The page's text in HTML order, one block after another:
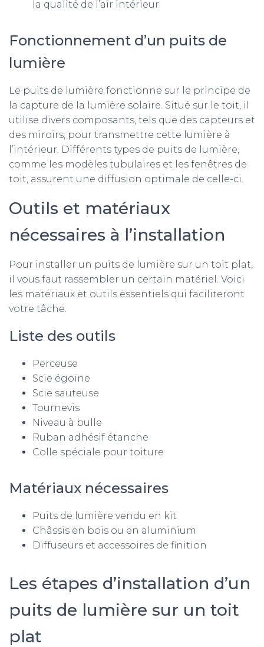
la qualité de l’air intérieur.
Fonctionnement d’un puits de
lumière
Le puits de lumière fonctionne sur le principe de
la capture de la lumière solaire. Situé sur le toit, il
utilise divers composants, tels que des capteurs et
des miroirs, pour transmettre cette lumière à
l’intérieur. Différents types de puits de lumière,
comme les modèles tubulaires et les fenêtres de
toit, assurent une diffusion optimale de celle-ci.
Outils et matériaux
nécessaires à l’installation
Pour installer un puits de lumière sur un toit plat,
il vous faut rassembler un certain matériel. Voici
les matériaux et outils essentiels qui faciliteront
votre tâche.
Liste des outils
Perceuse
Scie égoïne
Scie sauteuse
Tournevis
Niveau à bulle
Ruban adhésif étanche
Colle spéciale pour toiture
Matériaux nécessaires
Puits de lumière vendu en kit
Châssis en bois ou en aluminium
Diffuseurs et accessoires de finition
Les étapes d’installation d’un
puits de lumière sur un toit
plat